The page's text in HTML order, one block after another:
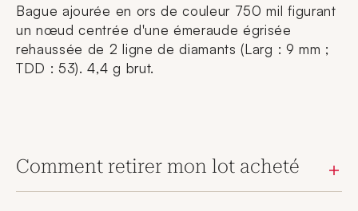
Bague ajourée en ors de couleur 750 mil figurant
un nœud centrée d'une émeraude égrisée
rehaussée de 2 ligne de diamants (Larg : 9 mm ;
TDD : 53). 4,4 g brut.
Comment retirer mon lot acheté